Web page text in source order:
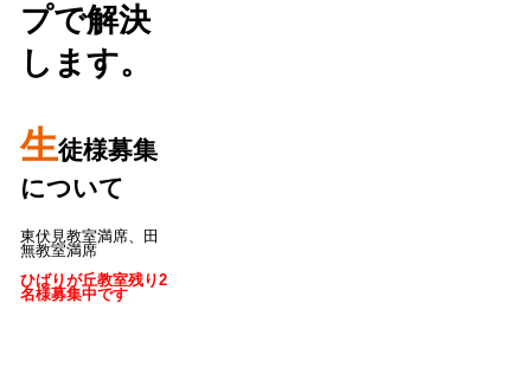
プで解決
します。
生徒様募集
について
東伏見教室満席、田
無教室満席
ひばりが丘教室残り2
名様募集中です